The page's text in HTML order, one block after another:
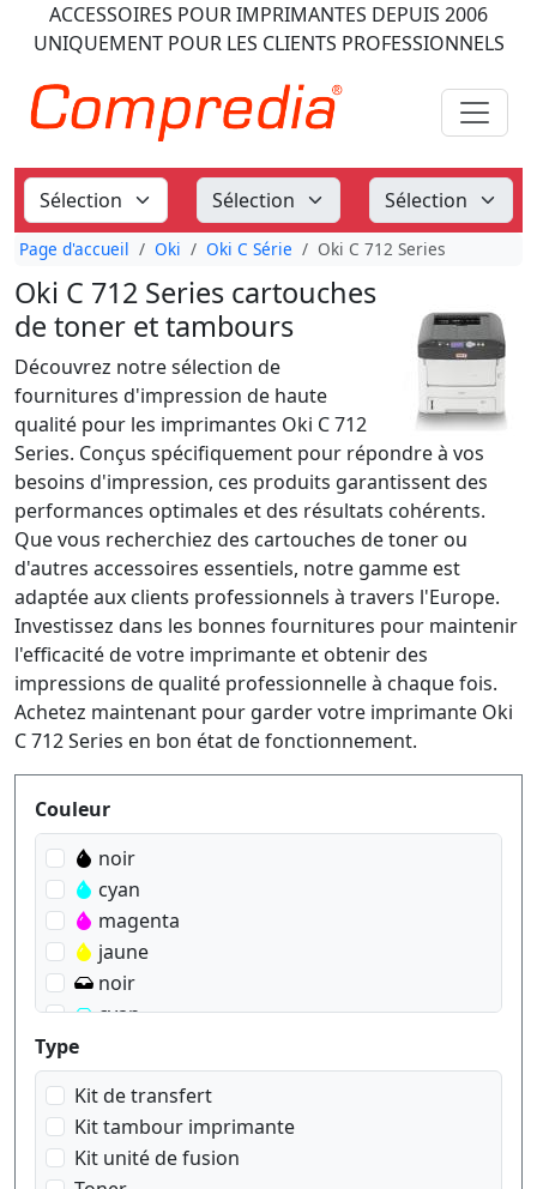
ACCESSOIRES POUR IMPRIMANTES DEPUIS 2006
UNIQUEMENT POUR LES CLIENTS PROFESSIONNELS
Page d'accueil Oki Oki C Série Oki C 712 Series
Oki C 712 Series cartouches
de toner et tambours
Découvrez notre sélection de
fournitures d'impression de haute
qualité pour les imprimantes Oki C 712
Series. Conçus spécifiquement pour répondre à vos
besoins d'impression, ces produits garantissent des
performances optimales et des résultats cohérents.
Que vous recherchiez des cartouches de toner ou
d'autres accessoires essentiels, notre gamme est
adaptée aux clients professionnels à travers l'Europe.
Investissez dans les bonnes fournitures pour maintenir
l'efficacité de votre imprimante et obtenir des
impressions de qualité professionnelle à chaque fois.
Achetez maintenant pour garder votre imprimante Oki
C 712 Series en bon état de fonctionnement.
Produktfilter
Couleur
noir
cyan
magenta
jaune
noir
cyan
jaune
Type
Kit de transfert
Kit tambour imprimante
Kit unité de fusion